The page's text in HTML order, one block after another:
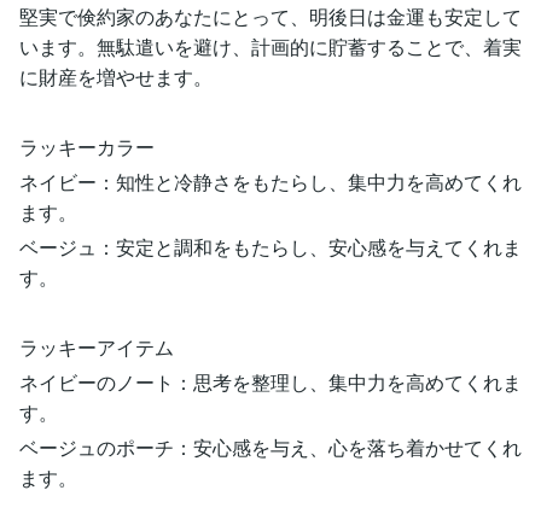
堅実で倹約家のあなたにとって、明後日は金運も安定して
います。無駄遣いを避け、計画的に貯蓄することで、着実
に財産を増やせます。
ラッキーカラー
ネイビー：知性と冷静さをもたらし、集中力を高めてくれ
ます。
ベージュ：安定と調和をもたらし、安心感を与えてくれま
す。
ラッキーアイテム
ネイビーのノート：思考を整理し、集中力を高めてくれま
す。
ベージュのポーチ：安心感を与え、心を落ち着かせてくれ
ます。